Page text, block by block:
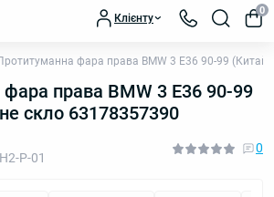
Клієнту
0
фара права BMW 3 E36 90-99
права BMW 3 E36 90-99
скло 63178357390
P-01
0